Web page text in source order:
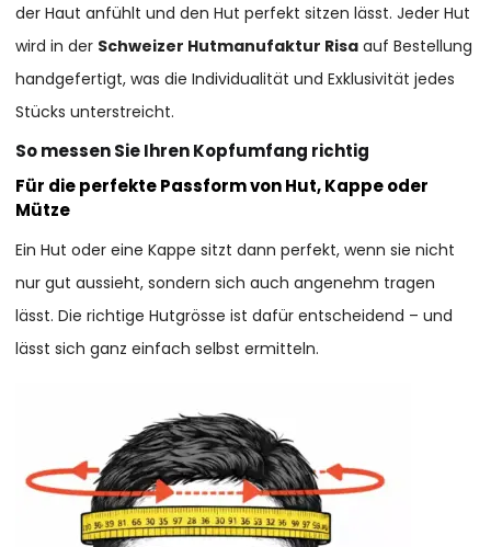
der Haut anfühlt und den Hut perfekt sitzen lässt. Jeder Hut
wird in der Schweizer Hutmanufaktur Risa auf Bestellung
handgefertigt, was die Individualität und Exklusivität jedes
Stücks unterstreicht.
So messen Sie Ihren Kopfumfang richtig
Für die perfekte Passform von Hut, Kappe oder
Mütze
Ein Hut oder eine Kappe sitzt dann perfekt, wenn sie nicht
nur gut aussieht, sondern sich auch angenehm tragen
lässt. Die richtige Hutgrösse ist dafür entscheidend – und
lässt sich ganz einfach selbst ermitteln.